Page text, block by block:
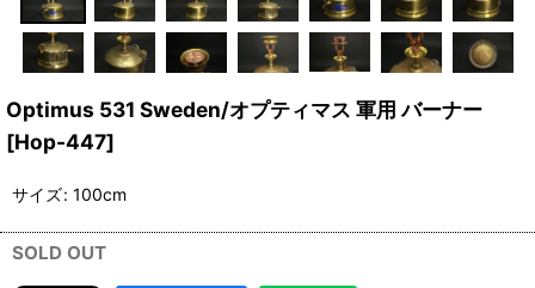
Optimus 531 Sweden/オプティマス 軍用 バーナー
[Hop-447]
サイズ: 100cm
SOLD OUT